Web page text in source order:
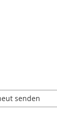
senden